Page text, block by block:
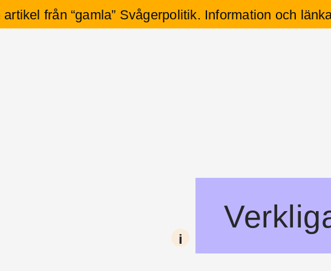
från “gamla” Svågerpolitik. Information och
i